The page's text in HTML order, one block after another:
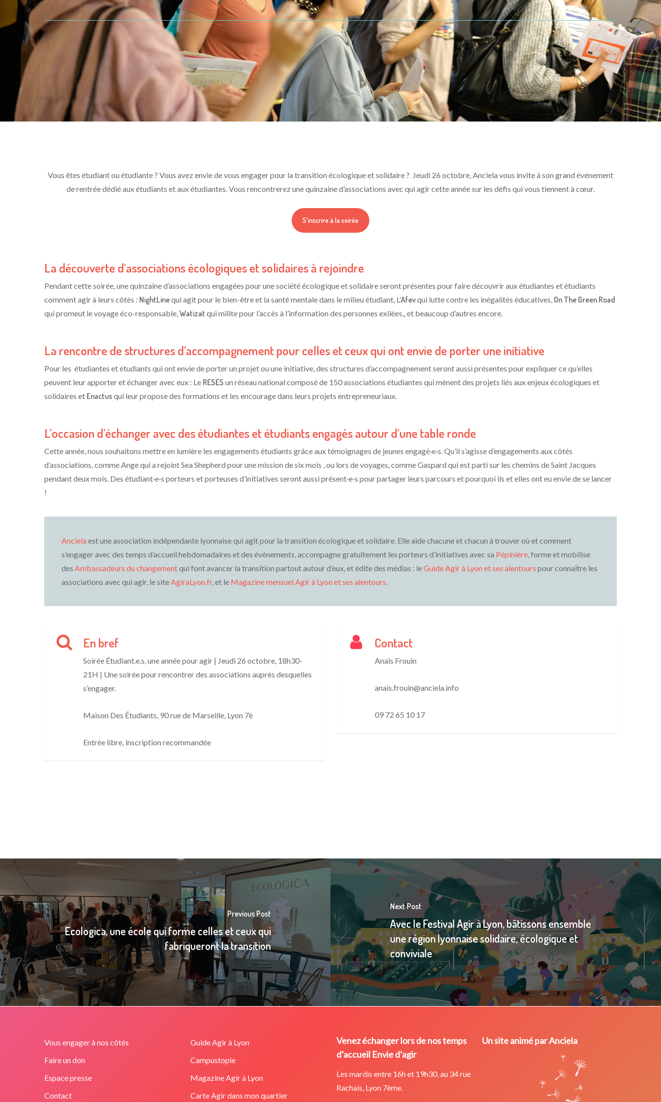
No Comments
Vous êtes étudiant ou étudiante ? Vous avez envie de vous engager pour la transition écologique et solidaire ? Jeudi 26 octobre, Anciela vous invite à son grand événement
de rentrée dédié aux étudiants et aux étudiantes. Vous rencontrerez une quinzaine d’associations avec qui agir cette année sur les défis qui vous tiennent à cœur.
S'inscrire à la soirée
La découverte d’associations écologiques et solidaires à rejoindre
Pendant cette soirée, une quinzaine d’associations engagées pour une société écologique et solidaire seront présentes pour faire découvrir aux étudiantes et étudiants
comment agir à leurs côtés : NightLinequi agit pour le bien-être et la santé mentale dans le milieu étudiant, L’Afevqui lutte contre les inégalités éducatives, On The Green Road
qui promeut le voyage éco-responsable,Watizat qui milite pour l’accès à l’information des personnes exilées,, et beaucoup d’autres encore.
La rencontre de structures d’accompagnement pour celles et ceux qui ont envie de porter une initiative
Pour les étudiantes et étudiants qui ont envie de porter un projet ou une initiative, des structures d’accompagnement seront aussi présentes pour expliquer ce qu’elles
peuvent leur apporter et échanger avec eux : Le RESESunréseau national composé de 150 associations étudiantes qui mènent des projets liés aux enjeux écologiques et
solidaires et Enactusqui leur propose des formations et les encourage dans leurs projets entrepreneuriaux.
L’occasion d’échanger avec des étudiantes et étudiants engagés autour d’une table ronde
Cette année, nous souhaitons mettre en lumière les engagements étudiants grâce aux témoignages de jeunes engagé·e·s. Qu’il s’agisse d’engagements aux côtés
d’associations, comme Ange qui a rejoint Sea Shepherd pour une mission de six mois , ou lors de voyages, comme Gaspard qui est parti sur les chemins de Saint Jacques
pendant deux mois. Des étudiant·e·s porteurs et porteuses d’initiatives seront aussi présent·e·s pour partager leurs parcours et pourquoi ils et elles ont eu envie de se lancer
!
Anciela est une association indépendante lyonnaise qui agit pour la transition écologique et solidaire. Elle aide chacune et chacun à trouver où et comment
s’engager avec des temps d’accueil hebdomadaires et des événements, accompagne gratuitement les porteurs d’initiatives avec sa Pépinière, forme et mobilise
desAmbassadeurs du changementqui font avancer la transition partout autour d’eux, et édite des médias : leGuide Agir à Lyon et ses alentours pour connaître les
associations avec qui agir, le siteAgiraLyon.fr, et le Magazine mensuel Agir à Lyon et ses alentours.
En bref
Soirée Étudiant.e.s, une année pour agir| Jeudi 26 octobre, 18h30-
21H | Une soirée pourrencontrer des associations auprès desquelles
s’engager.
Maison Des Étudiants, 90 rue de Marseille, Lyon 7è
Entrée libre, inscription recommandée
Contact
Anaïs Frouin
anais.frouin@anciela.info
09 72 65 10 17
Previous Post
Ecologica, une école qui forme celles et ceux qui
fabriqueront la transition
Next Post
Avec le Festival Agir à Lyon, bâtissons ensemble
une région lyonnaise solidaire, écologique et
conviviale
Vous engager à nos côtés
Faire un don
Espace presse
Contact
Guide Agir à Lyon
Campustopie
Magazine Agir à Lyon
Carte Agir dans mon quartier
Venez échanger lors de nos temps
d’accueil Envie d’agir
Les mardis entre 16h et 19h30, au 34 rue
Rachais, Lyon 7ème.
Un site animé par Anciela